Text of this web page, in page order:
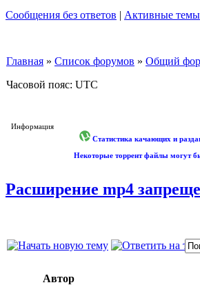
Сообщения без ответов | Активные темы
Главная » Список форумов » Общий
Часовой пояс: UTC
Информация
Статистика качающих и
Некоторые торрент файлы могут
Расширение mp4
Автор